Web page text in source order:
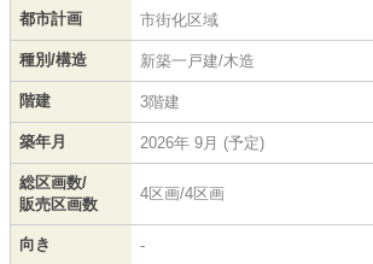
都市計画 市街化区域
種別/構造 新築一戸建/木造
階建 3階建
築年月 2026年 9月 (予定)
総区画数/
販売区画数
4区画/4区画
向き -